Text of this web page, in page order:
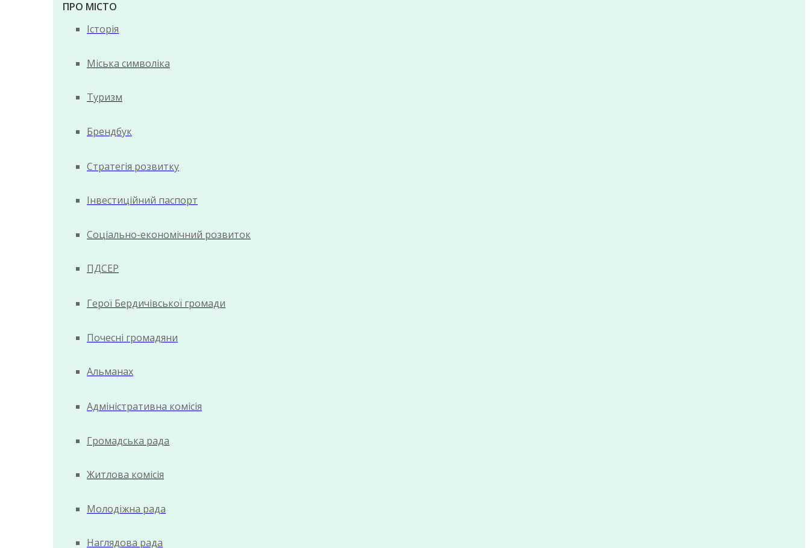
ПРО МІСТО
Історія
Міська символіка
Туризм
Брендбук
Стратегія розвитку
Інвестиційний паспорт
Соціально-економічний розвиток
ПДСЕР
Герої Бердичівської громади
Почесні громадяни
Альманах
Адміністративна комісія
Громадська рада
Житлова комісія
Молодіжна рада
Наглядова рада